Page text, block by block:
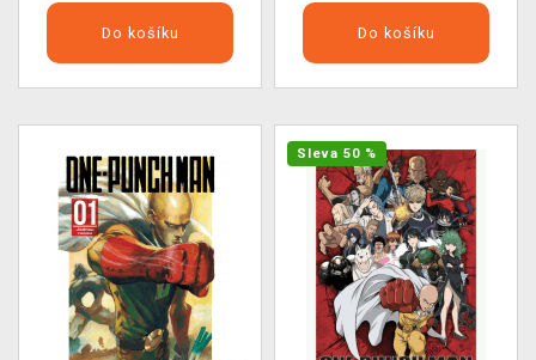
Do košíku Do košíku
Sleva 50 %